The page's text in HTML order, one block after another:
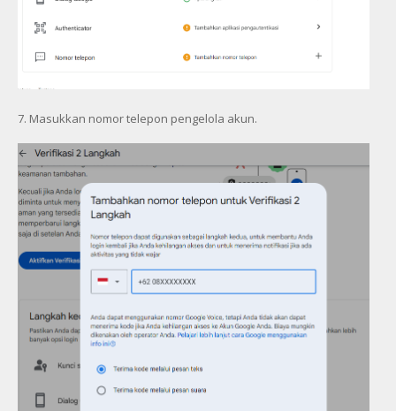
7. Masukkan nomor telepon pengelola akun.